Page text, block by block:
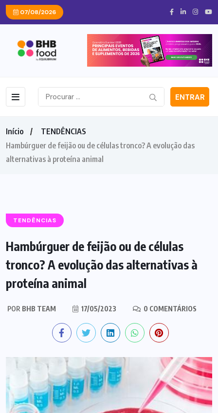
07/08/2026
ENTRAR
Início
TENDÊNCIAS
Hambúrguer de feijão ou de células tronco? A evolução das
alternativas à proteína animal
TENDÊNCIAS
Hambúrguer de feijão ou de células
tronco? A evolução das alternativas à
proteína animal
POR BHB TEAM 17/05/2023 0 COMENTÁRIOS